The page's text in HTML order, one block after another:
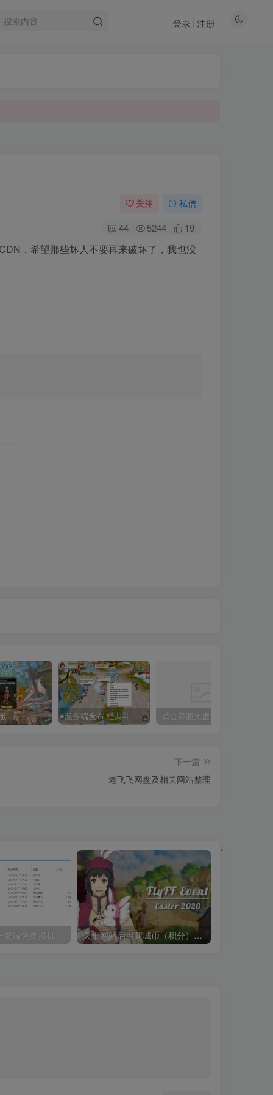
登录 注册
关注 私信
44 5244 19
，希望那些坏人不要再来破坏了，我也没
服务端发布-经典斗兽飞飞V17一键端
下一篇
老飞飞网盘及相关网站整理
端免虚拟机 关于网站启用商城币（积分）的说明【2022.3.20更新】